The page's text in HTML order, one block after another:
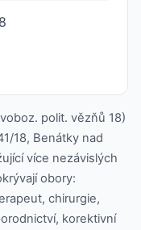
polit. vězňů 18)
18, Benátky nad
více nezávislých
obory:
chirurgie,
korektivní